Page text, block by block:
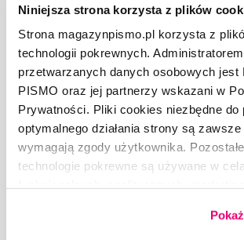
Niniejsza strona korzysta z plików
Strona magazynpismo.pl korzysta z
technologii pokrewnych. Administratorem
przetwarzanych danych osobowych jest
PISMO oraz jej partnerzy wskazani w
Prywatności. Pliki cookies niezbędne do
optymalnego działania strony są
wymagają zgody użytkownika.
technologie pokrewne są używane w
dobrowolną zgodę na pliki cookies i
Copyright © Fundacja Pismo
O „PIŚMIE”